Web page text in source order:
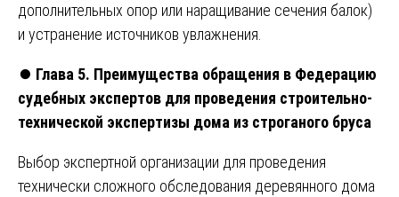
дополнительных опор или наращивание сечения балок)
и устранение источников увлажнения.
⏺️ Глава 5. Преимущества обращения в Федерацию
судебных экспертов для проведения строительно-
технической экспертизы дома из строганого бруса
Выбор экспертной организации для проведения
технически сложного обследования деревянного дома